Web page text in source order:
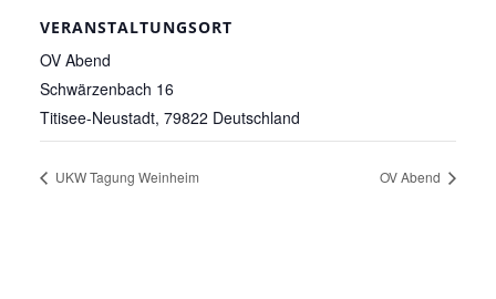
VERANSTALTUNGSORT
OV Abend
Schwärzenbach 16
Titisee-Neustadt, 79822 Deutschland
Adresse
von
OV
Abend
anzeigt“
vonUKW Tagung Weinheim OV Abend